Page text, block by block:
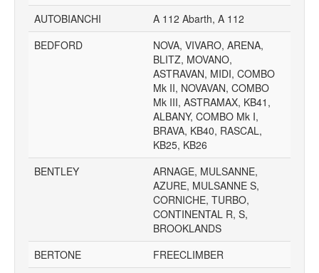
AUTOBIANCHI
A 112 Abarth, A 112
BEDFORD
NOVA, VIVARO, ARENA,
BLITZ, MOVANO,
ASTRAVAN, MIDI, COMBO
Mk II, NOVAVAN, COMBO
Mk III, ASTRAMAX, KB41,
ALBANY, COMBO Mk I,
BRAVA, KB40, RASCAL,
KB25, KB26
BENTLEY
ARNAGE, MULSANNE,
AZURE, MULSANNE S,
CORNICHE, TURBO,
CONTINENTAL R, S,
BROOKLANDS
BERTONE
FREECLIMBER